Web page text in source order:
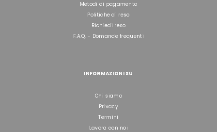
Metodi di pagamento
Politiche di reso
Richiedi reso
F.A.Q. - Domande frequenti
INFORMAZIONI SU
Chi siamo
Privacy
Termini
Lavora con noi